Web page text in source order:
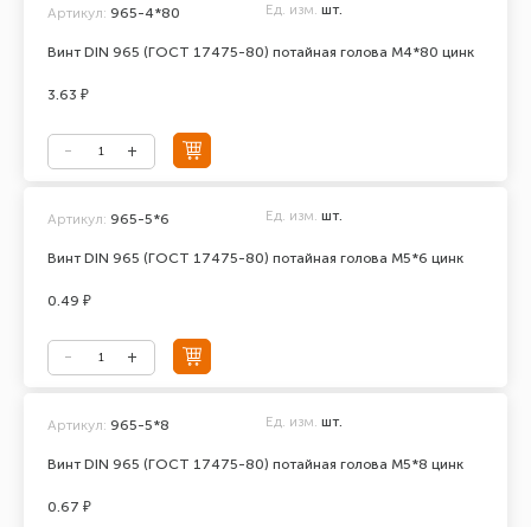
Винт DIN 965 (ГОСТ 17475-80) потайная голова М4*80 цинк
Артикул: 965-4*80 Ед. изм. шт.
3.63 ₽
Винт DIN 965 (ГОСТ 17475-80) потайная голова М5*6 цинк
Артикул: 965-5*6 Ед. изм. шт.
0.49 ₽
Винт DIN 965 (ГОСТ 17475-80) потайная голова М5*8 цинк
Артикул: 965-5*8 Ед. изм. шт.
0.67 ₽